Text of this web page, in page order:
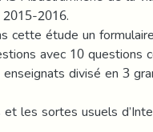
2015-2016.
cette étude un
avec 10 questions
enseignats divisé en 3
les sortes usuels